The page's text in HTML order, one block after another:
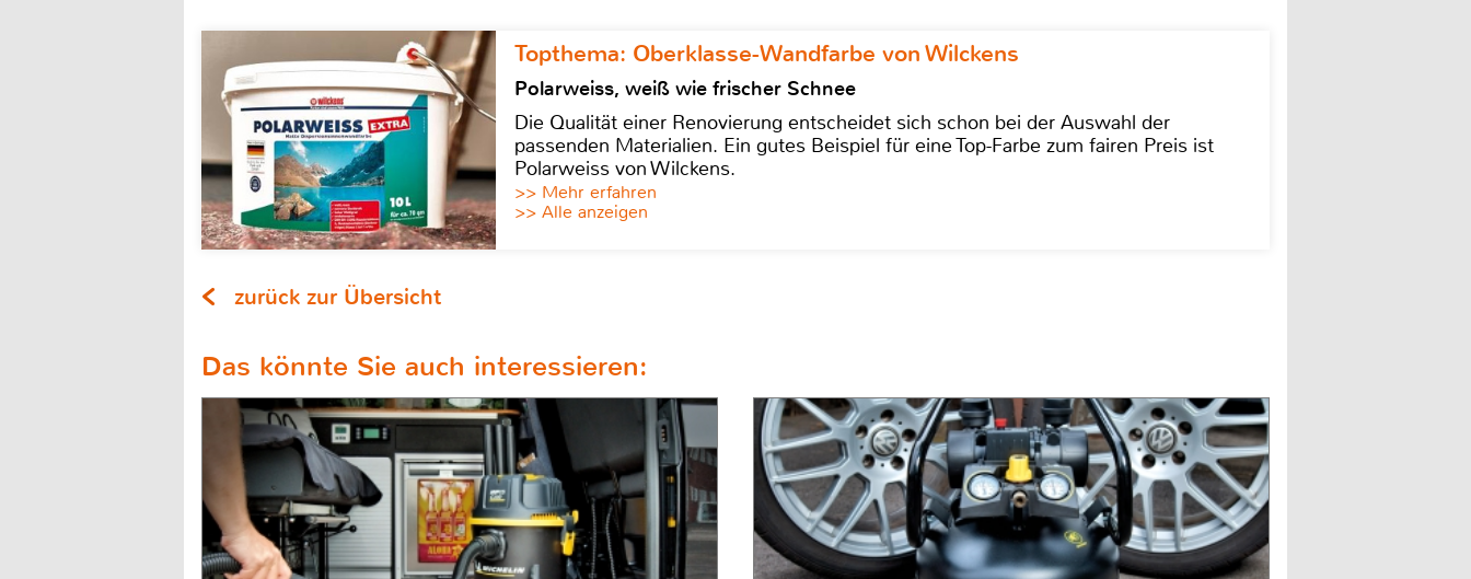
Topthema: Oberklasse-Wandfarbe von Wilckens
Polarweiss, weiß wie frischer Schnee
Die Qualität einer Renovierung entscheidet sich schon bei der Auswahl der
passenden Materialien. Ein gutes Beispiel für eine Top-Farbe zum fairen Preis ist
Polarweiss von Wilckens.
>> Mehr erfahren
>> Alle anzeigen
zurück zur Übersicht
Das könnte Sie auch interessieren: